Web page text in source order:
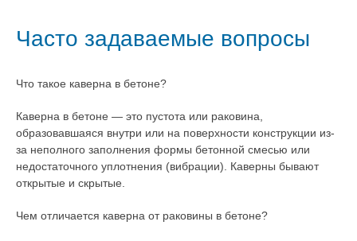
Часто задаваемые вопросы
Что такое каверна в бетоне?
Каверна в бетоне — это пустота или раковина,
образовавшаяся внутри или на поверхности конструкции из-
за неполного заполнения формы бетонной смесью или
недостаточного уплотнения (вибрации). Каверны бывают
открытые и скрытые.
Чем отличается каверна от раковины в бетоне?